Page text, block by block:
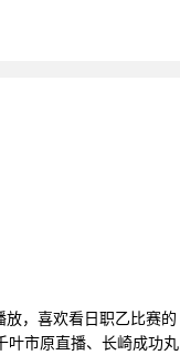
，喜欢看日职乙比赛的
叶市原直播、长崎成功丸